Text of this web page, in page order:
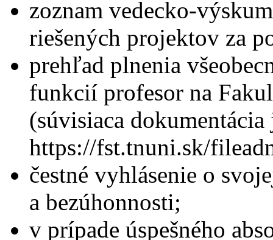
zoznam vedecko-
riešených projektov za
prehľad plnenia
funkcií profesor na
(súvisiaca
https://fst.tnuni.sk/
čestné vyhlásenie o
a bezúhonnosti;
v prípade úspešného